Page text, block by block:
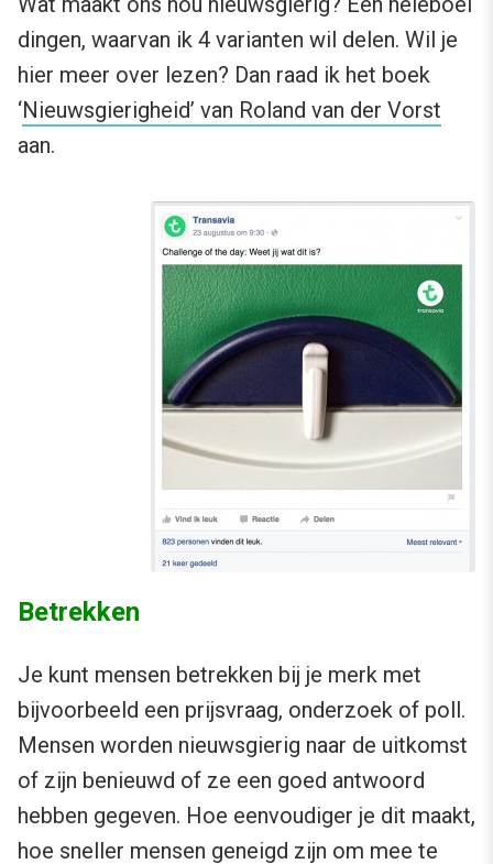
dingen, waarvan ik 4 varianten wil delen. Wil je
hier meer over lezen? Dan raad ik het boek
‘Nieuwsgierigheid’ van Roland van der Vorst
aan.
Betrekken
Je kunt mensen betrekken bij je merk met
bijvoorbeeld een prijsvraag, onderzoek of poll.
Mensen worden nieuwsgierig naar de uitkomst
of zijn benieuwd of ze een goed antwoord
hebben gegeven. Hoe eenvoudiger je dit maakt,
hoe sneller mensen geneigd zijn om mee te